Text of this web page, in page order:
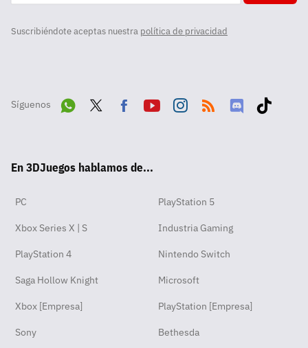
Suscribiéndote aceptas nuestra política de privacidad
Síguenos
pp
ok
En 3DJuegos hablamos de...
PC PlayStation 5
Xbox Series X | S Industria Gaming
PlayStation 4 Nintendo Switch
Saga Hollow Knight Microsoft
Xbox [Empresa] PlayStation [Empresa]
Sony Bethesda